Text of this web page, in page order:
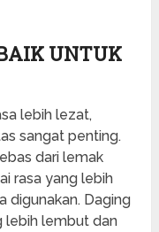
UNTUK
lebih lezat,
sangat penting.
dari lemak
rasa yang lebih
digunakan. Daging
lebih lembut dan